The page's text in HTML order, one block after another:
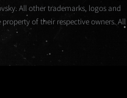
All other trademarks, logos and
of their respective owners.